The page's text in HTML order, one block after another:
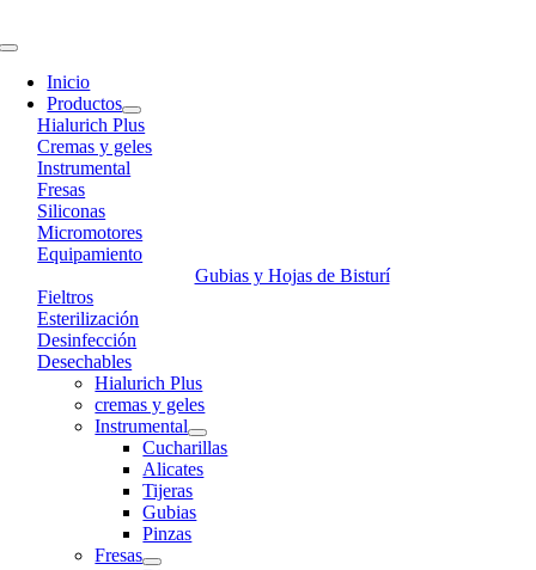
to
Toggle
Navigation
Inicio
Productos
Hialurich Plus
Cremas y geles
Instrumental
Fresas
Siliconas
Micromotores
Equipamiento
Gubias y Hojas de Bisturí
Fieltros
Esterilización
Desinfección
Desechables
Hialurich Plus
cremas y geles
Instrumental
Cucharillas
Alicates
Tijeras
Gubias
Pinzas
Fresas